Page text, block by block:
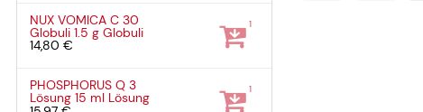
NUX VOMICA C 30
Globuli1.5 gGlobuli
14,80 €
1
PHOSPHORUS Q 3
Lösung15 ml Lösung
1